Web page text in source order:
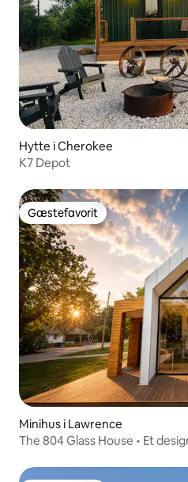
Hytte i Cherokee
K7 Depot
Gæstefavorit
Gæstefavorit
Minihus i Lawrence
The 804 Glass House • Et